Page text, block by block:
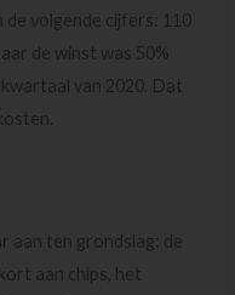
volgende cijfers: 110
de winst was 50%
van 2020. Dat
aan ten grondslag: de
aan chips, het